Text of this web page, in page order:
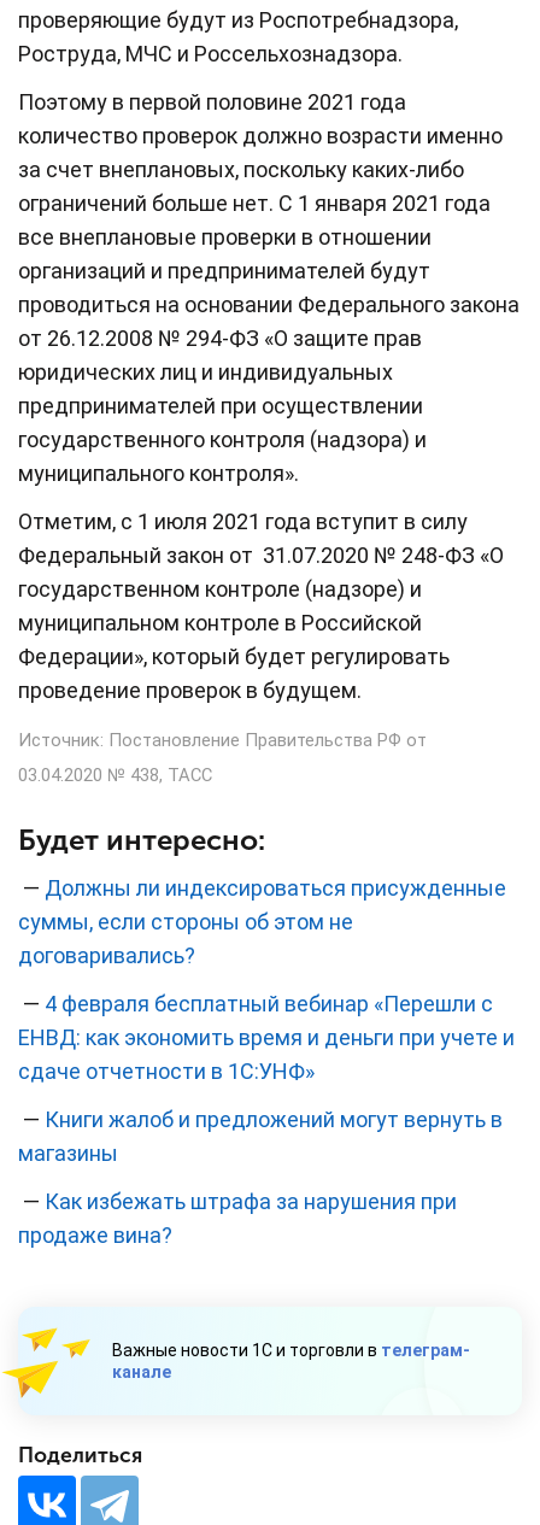
проверяющие будут из Роспотребнадзора,
Роструда, МЧС и Россельхознадзора.
Поэтому в первой половине 2021 года
количество проверок должно возрасти именно
за счет внеплановых, поскольку каких-либо
ограничений больше нет. С 1 января 2021 года
все внеплановые проверки в отношении
организаций и предпринимателей будут
проводиться на основании Федерального закона
от 26.12.2008 № 294-ФЗ «О защите прав
юридических лиц и индивидуальных
предпринимателей при осуществлении
государственного контроля (надзора) и
муниципального контроля».
Отметим, с 1 июля 2021 года вступит в силу
Федеральный закон от 31.07.2020 № 248-ФЗ «О
государственном контроле (надзоре) и
муниципальном контроле в Российской
Федерации», который будет регулировать
проведение проверок в будущем.
Источник: Постановление Правительства РФ от
03.04.2020 № 438, ТАСС
Будет интересно:
— Должны ли индексироваться присужденные
суммы, если стороны об этом не
договаривались?
— 4 февраля бесплатный вебинар «Перешли с
ЕНВД: как экономить время и деньги при учете и
сдаче отчетности в 1С:УНФ»
— Книги жалоб и предложений могут вернуть в
магазины
— Как избежать штрафа за нарушения при
продаже вина?
Важные новости 1С и торговли в телеграм-
канале
Поделиться